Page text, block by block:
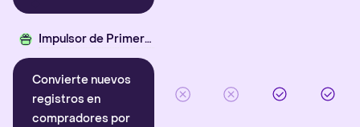
Impulsor de Primera Compra
Convierte nuevos
registros en
compradores por